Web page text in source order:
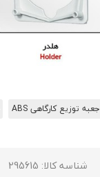
جعبه توزیع کارگاهی ABS
شناسه کالا: 295615